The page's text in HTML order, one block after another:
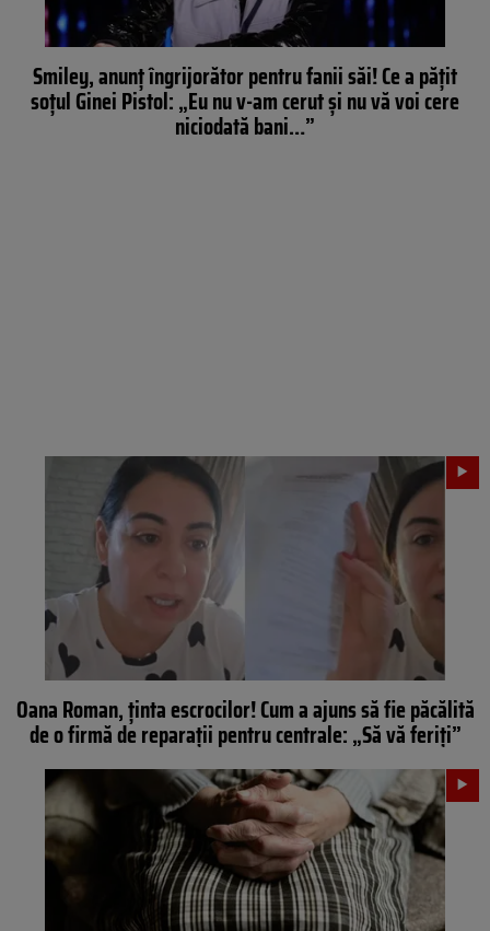
Smiley, anunț îngrijorător pentru fanii săi! Ce a pățit
soțul Ginei Pistol: „Eu nu v-am cerut și nu vă voi cere
niciodată bani…”
Oana Roman, ținta escrocilor! Cum a ajuns să fie păcălită
de o firmă de reparații pentru centrale: „Să vă feriți”